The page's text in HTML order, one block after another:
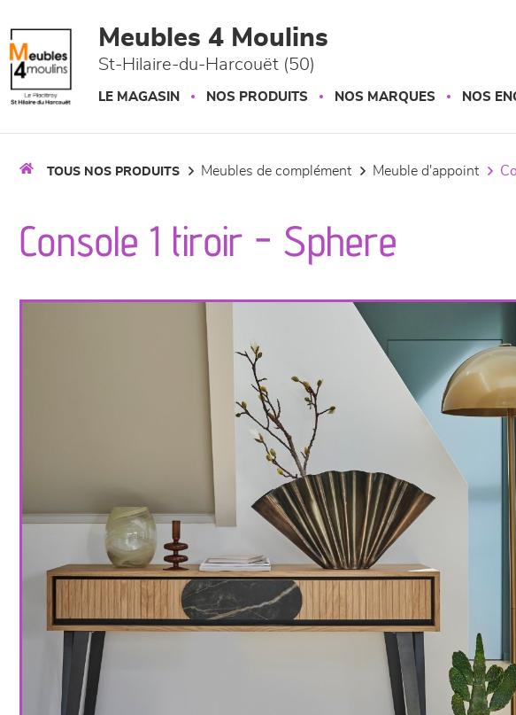
Meubles 4 Moulins
St-Hilaire-du-Harcouët (50)
LE MAGASIN NOS PRODUITS NOS MARQUES NOS
TOUS NOS PRODUITS meubles de complément meuble d'appoint
Console 1 tiroir - Sphere